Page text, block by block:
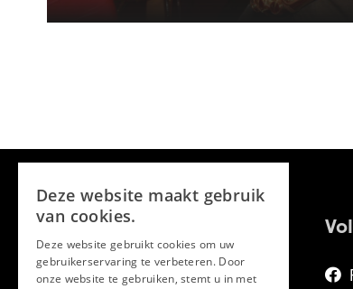
Deze website maakt gebruik
van cookies.
Deze website gebruikt cookies om uw
gebruikerservaring te verbeteren. Door
onze website te gebruiken, stemt u in met